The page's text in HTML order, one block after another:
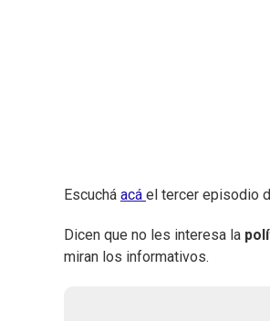
Escuchá acá el tercer episodio
Dicen que no les interesa la
miran los informativos.